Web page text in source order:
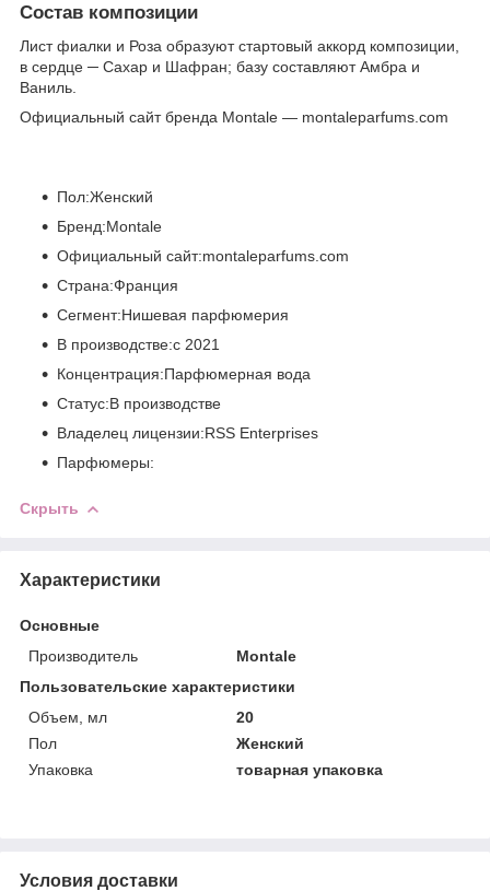
Состав композиции
Лист фиалки и Роза образуют стартовый аккорд композиции,
в сердце ─ Сахар и Шафран; базу составляют Амбра и
Ваниль.
Официальный сайт бренда Montale — montaleparfums.com
Пол:Женский
Бренд:Montale
Официальный сайт:montaleparfums.com
Страна:Франция
Сегмент:Нишевая парфюмерия
В производстве:с 2021
Концентрация:Парфюмерная вода
Статус:В производстве
Владелец лицензии:RSS Enterprises
Парфюмеры:
Скрыть
Характеристики
Основные
Производитель
Montale
Пользовательские характеристики
Объем, мл
20
Пол
Женский
Упаковка
товарная упаковка
Условия доставки